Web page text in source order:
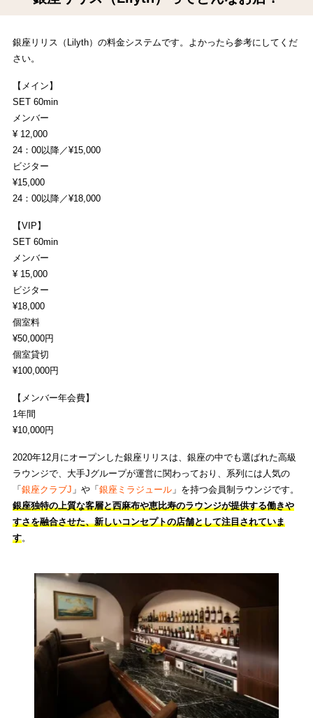
銀座リリス（Lilyth）の料金システムです。よかったら参考にしてくだ
さい。
【メイン】
SET 60min
メンバー
¥ 12,000
24：00以降／¥15,000
ビジター
¥15,000
24：00以降／¥18,000
【VIP】
SET 60min
メンバー
¥ 15,000
ビジター
¥18,000
個室料
¥50,000円
個室貸切
¥100,000円
【メンバー年会費】
1年間
¥10,000円
2020年12月にオープンした銀座リリスは、銀座の中でも選ばれた高級
ラウンジで、大手Jグループが運営に関わっており、系列には人気の
「 銀座クラブJ 」や「 銀座ミラジュール」を持つ会員制ラウンジです。
銀座独特の上質な客層と西麻布や恵比寿のラウンジが提供する働きや
すさを融合させた、新しいコンセプトの店舗として注目されていま
す。